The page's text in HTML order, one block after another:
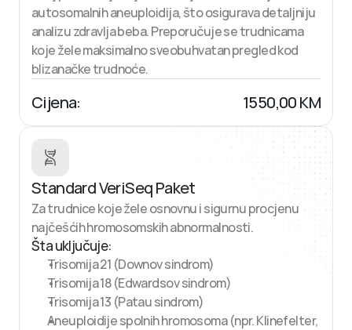
autosomalnih aneuploidija, što osigurava detaljniju
analizu zdravlja beba. Preporučuje se trudnicama
koje žele maksimalno sveobuhvatan pregled kod
blizanačke trudnoće.
Cijena: 1550,00 KM
Standard VeriSeq Paket
Za trudnice koje žele osnovnu i sigurnu procjenu
najčešćih hromosomskih abnormalnosti.
Šta uključuje:
Trisomija 21 (Downov sindrom)
Trisomija 18 (Edwardsov sindrom)
Trisomija 13 (Patau sindrom)
Aneuploidije spolnih hromosoma (npr. Klinefelter,